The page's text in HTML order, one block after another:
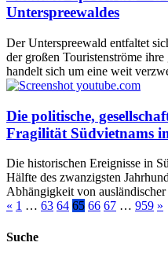
Unterspreewaldes
Der Unterspreewald entfaltet
der großen Touristenströme
handelt sich um eine weit
Die politische,
Fragilität Südvietnams
Die historischen Ereignisse in
Hälfte des zwanzigsten
Abhängigkeit von ausländischer
« 1 … 63 64 65 66 67 … 959 »
Suche